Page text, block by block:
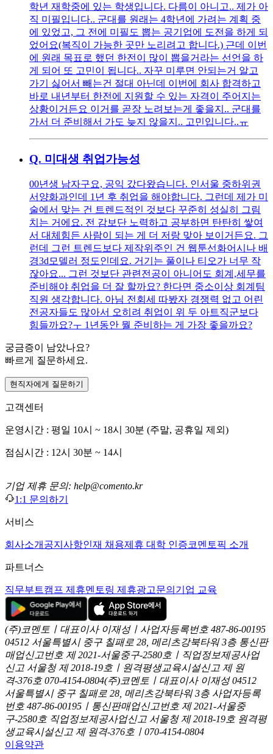
학년 재학중에 있는 학생입니다. 다름이 아니고.. 제가 아
직 미필입니다.. 군대를 원래는 4학년에 가려는 계획 중
에 있었고, 그 전에 미필도 뽑는 공기업에 도전을 하게 되
었어요(복직이 가능한 곳만 노리려고 합니다.) 근데 이번
에 원래 목표로 했던 한전이 많이 뽑을거라는 선언을 하
게 되어 또 고민이 됩니다.. 자꾸 미루면 안되는거 알고
가기 싫어서 빼는건 절대 아닌데 이번에 회사 합격하고
바로 내년부터 한전에 지원할 수 있는 자격이 주어지는
상황이거든요 이거를 곧장 노려보는게 좋을지.. 군대를
가서 더 준비해서 가도 늦지 않을지.. 고민입니다..ㅠ
Q. 미대생 취업가능성
00년생 남자구요, 공익 갔다왔습니다. 인서울 중하위권
서양화과인데 1년 후 취업을 해야합니다. 그런데 제가 미
술에서 맞는 건 트렌드적인 것보다 꾸준히 성실히 그림
치는 거에요. 전 감보단 노력하고 공부하면 탄탄히 쌓여
서 대체힘든 사람이 되는 게 더 저랑 맞아 보이거든요. 그
런데 그런 트렌드보다 제작위주인 건 웹툰선화어시나 배
경3d모델러 정도인데요. 거기는 풀이나 티오가 너무 작
잖아요... 그런 것보단 관련전공이 아니어도 회계,세무를
준비해야 취업을 더 잘 할까요? 한다면 중소이상 회계팀
직원 생각합니다. 아님 전회세 따봤자 경쟁력 없고 어린
전공자들도 많아서 오히려 취업이 위 두 아트직군보다
힘들까요?ㅜ 1년동안 뭘 준비하는 게 가장 좋을까요?
궁금증이 남았나요?
빠르게 질문하세요.
현직자에게 질문하기
고객센터
운영시간 : 평일 10시 ~ 18시 30분 (주말, 공휴일 제외)
점심시간 : 12시 30분 ~ 14시
기업 제휴 문의: help@comento.kr
1:1 문의하기
서비스
회사소개 공지사항인재 채용제휴 대학 인증코멘토픽 소개
파트너스
직무부트캠프 제휴멘토링 제휴광고문의 기업 교육
(주)코멘토ㅣ대표이사 이재성ㅣ사업자등록번호 487-86-00195
04512 서울특별시 중구 칠패로 28, 메리츠강북타워 3층 통신판
매업신고번호 제 2021-서울중구-2580호ㅣ직업정보제공사업
신고 서울청 제 2018-19호ㅣ원격평생교육시설신고 제 원
격-376호 070-4154-0804(주)코멘토ㅣ대표이사 이재성 04512
서울특별시 중구 칠패로 28, 메리츠강북타워 3층 사업자등록
번호 487-86-00195ㅣ통신판매업신고번호 제 2021-서울중
구-2580호 직업정보제공사업신고 서울청 제 2018-19호 원격평
생교육시설신고 제 원격-376호ㅣ070-4154-0804
이용약관